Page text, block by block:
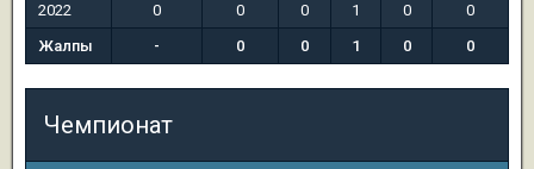
2022
0 0 0 1 0
0
Жалпы
- 0 0 1 0 0
Чемпионат